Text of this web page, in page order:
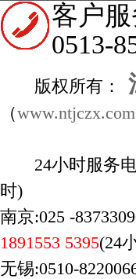
客户
0513-
版权所有：
（www.ntjczx.com
24小时服务电
时)
南京:025 -
1891553 5395
无锡:0510-